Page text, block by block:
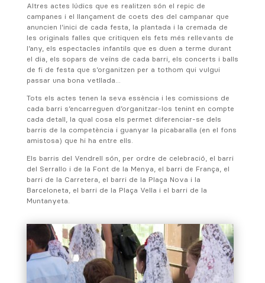
Altres actes lúdics que es realitzen són el repic de
campanes i el llançament de coets des del campanar que
anuncien l’inici de cada festa, la plantada i la cremada de
les originals falles que critiquen els fets més rellevants de
l’any, els espectacles infantils que es duen a terme durant
el dia, els sopars de veïns de cada barri, els concerts i balls
de fi de festa que s’organitzen per a tothom qui vulgui
passar una bona vetllada…
Tots els actes tenen la seva essència i les comissions de
cada barri s’encarreguen d’organitzar-los tenint en compte
cada detall, la qual cosa els permet diferenciar-se dels
barris de la competència i guanyar la picabaralla (en el fons
amistosa) que hi ha entre ells.
Els barris del Vendrell són, per ordre de celebració, el barri
del Serrallo i de la Font de la Menya, el barri de França, el
barri de la Carretera, el barri de la Plaça Nova i la
Barceloneta, el barri de la Plaça Vella i el barri de la
Muntanyeta.